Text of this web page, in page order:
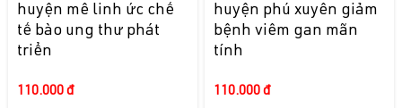
huyện mê linh ức chế
tế bào ung thư phát
triển
110.000 đ
huyện phú xuyên giảm
bệnh viêm gan mãn
tính
110.000 đ